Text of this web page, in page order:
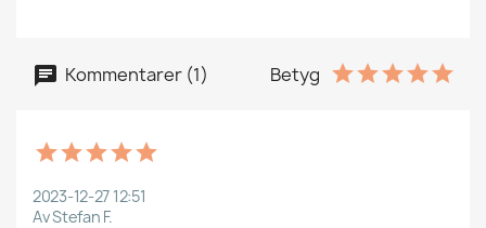
Kommentarer (1) Betyg
2023-12-27 12:51
Av Stefan F.